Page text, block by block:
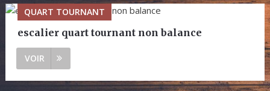
QUART TOURNANT
escalier quart tournant non balance
VOIR